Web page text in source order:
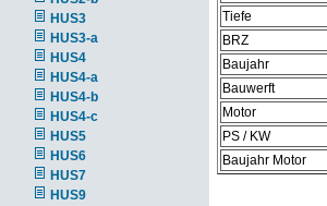
HUS3
HUS3-a
HUS4
HUS4-a
HUS4-b
HUS4-c
HUS5
HUS6
HUS7
HUS9
Tiefe
BRZ
Baujahr
Bauwerft
Motor
PS / KW
Baujahr Motor